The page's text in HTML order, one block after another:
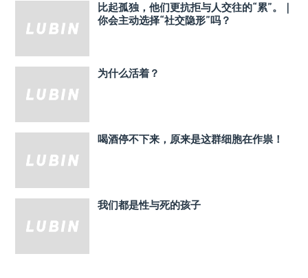
比起孤独，他们更抗拒与人交往的“累”。｜
你会主动选择“社交隐形”吗？
为什么活着？
喝酒停不下来，原来是这群细胞在作祟！
我们都是性与死的孩子